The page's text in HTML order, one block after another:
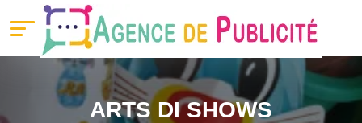
ARTS DI SHOWS